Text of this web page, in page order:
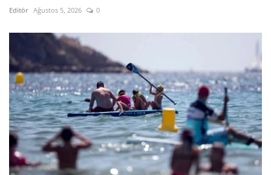
Editör Ağustos 5, 2026 0